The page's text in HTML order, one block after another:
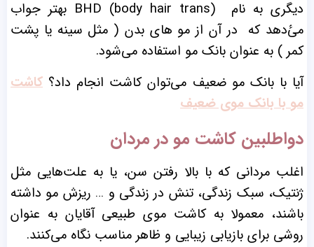
دیگری به نام BHD (body hair trans) بهتر جواب
می‌ٔدهد که در آن از مو های بدن ( مثل سینه یا پشت
کمر ) به عنوان بانک مو استفاده می‌شود.
آیا با بانک مو ضعیف می‌توان کاشت انجام داد؟ کاشت
مو با بانک موی ضعیف
دواطلبین کاشت مو در مردان
اغلب مردانی که با بالا رفتن سن، یا به علت‌هایی مثل
ژنتیک، سبک زندگی، تنش در زندگی و … ریزش مو داشته
باشند، معمولا به کاشت موی طبیعی آقایان به عنوان
روشی برای بازیابی زیبایی و ظاهر مناسب نگاه می‌کنند.